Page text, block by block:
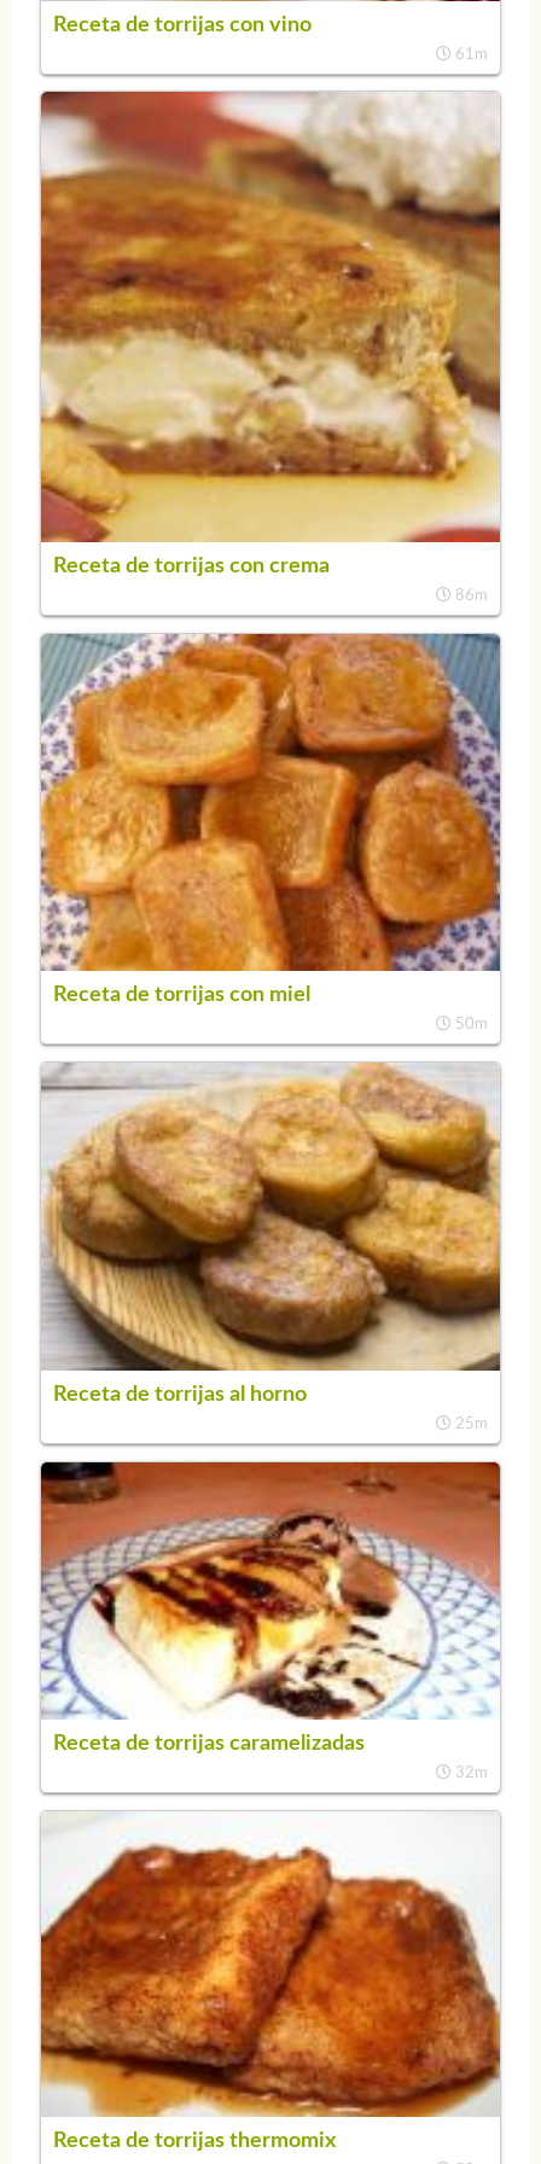
Receta de torrijas con vino
61m
Receta de torrijas con crema
86m
Receta de torrijas con miel
50m
Receta de torrijas al horno
25m
Receta de torrijas caramelizadas
32m
Receta de torrijas thermomix